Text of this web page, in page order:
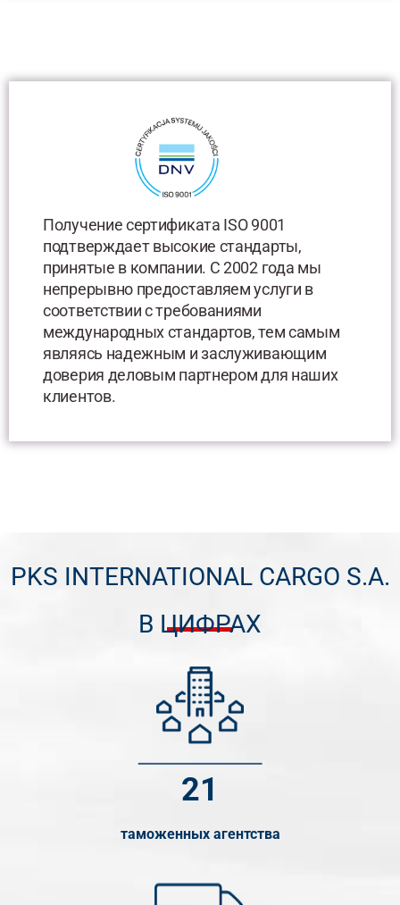
Получение сертификата ISO 9001
подтверждает высокие стандарты,
принятые в компании. С 2002 года мы
непрерывно предоставляем услуги в
соответствии с требованиями
международных стандартов, тем самым
являясь надежным и заслуживающим
доверия деловым партнером для наших
клиентов.
PKS INTERNATIONAL CARGO S.A.
В ЦИФРАХ
таможенных агентства
21